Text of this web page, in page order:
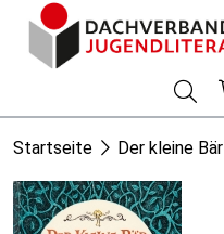
Startseite Der kleine Bär